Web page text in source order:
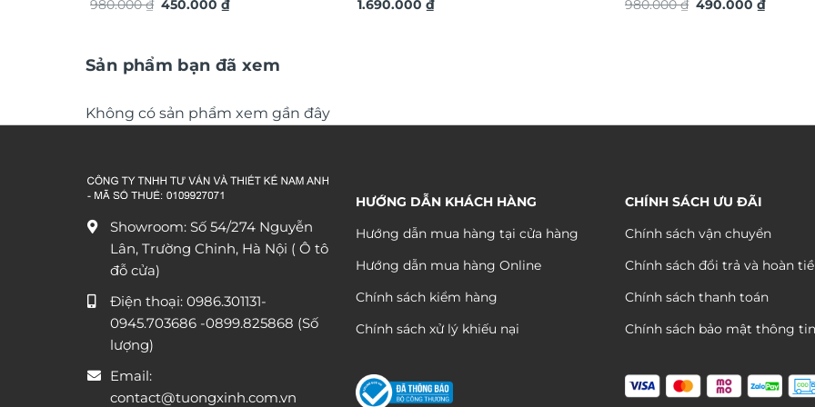
thuật TG4928S
980.000₫ Giá
450.000₫Giá
450.000 ₫.
xuôi gió TDV19
1.690.000₫
TG4919S
980.000₫ Giá
490.000₫Giá
Sản phẩm bạn đã xem
Không có sản phẩm xem gần đây
Showroom: Số 54/274 Nguyễn
Lân, Trường Chinh, Hà Nội ( Ô tô
đỗ cửa)
Điện thoại: 0986.301131-
0945.703686 -0899.825868 (Số
lượng)
Email:
contact@tuongxinh.com.vn
HƯỚNG DẪN KHÁCH HÀNG
Hướng dẫn mua hàng tại cửa hàng
Hướng dẫn mua hàng Online
Chính sách kiểm hàng
Chính sách xử lý khiếu nại
CHÍNH SÁCH ƯU ĐÃI
Chính sách vận chuyển
Chính sách đổi trả và hoàn
Chính sách thanh toán
Chính sách bảo mật thông tin